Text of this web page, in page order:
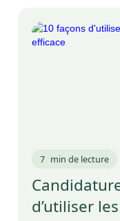
7 min de lecture
d’utiliser